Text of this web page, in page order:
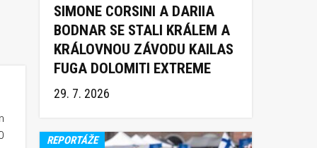
SIMONE CORSINI A DARIIA
BODNAR SE STALI KRÁLEM A
KRÁLOVNOU ZÁVODU KAILAS
FUGA DOLOMITI EXTREME
TRAIL 2026
29. 7. 2026
REPORTÁŽE